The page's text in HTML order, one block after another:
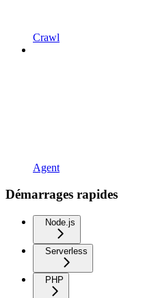
Crawl
Agent
Démarrages rapides
Node.js
Serverless
PHP